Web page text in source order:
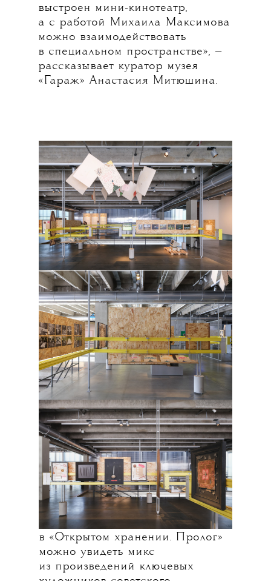
выстроен мини-кинотеатр,
а с работой Михаила Максимова
можно взаимодействовать
в специальном пространстве», —
рассказывает куратор музея
«Гараж» Анастасия Митюшина.
«ГАРАЖ»
Отсутствие дидактического
нарратива здесь представлено
в виде замены взгляда
кураторского на коллективно-
институциональный —
формированием экспозиции
занимаются сотрудники музея
и приглашенные специалисты
вроде Валентина Дьяконова
и Екатерины Савченко. Сейчас
в «Открытом хранении. Пролог»
можно увидеть микс
из произведений ключевых